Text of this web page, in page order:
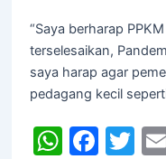
“Saya berharap
terselesaikan,
saya harap agar
pedagang kecil
W F T